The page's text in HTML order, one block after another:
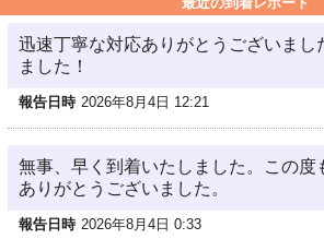
迅速丁寧な対応ありがとうございまし
ました！
報告日時 2026年8月4日 12:21
無事、早く到着いたしました。この度
ありがとうございました。
報告日時 2026年8月4日 0:33